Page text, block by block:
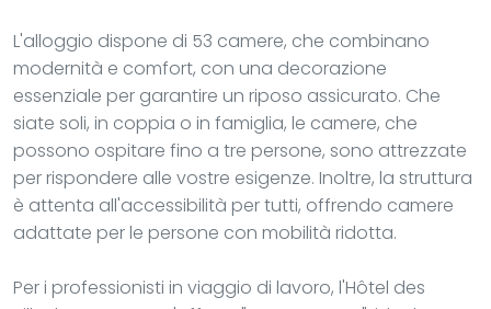
L'alloggio dispone di 53 camere, che combinano
modernità e comfort, con una decorazione
essenziale per garantire un riposo assicurato. Che
siate soli, in coppia o in famiglia, le camere, che
possono ospitare fino a tre persone, sono attrezzate
per rispondere alle vostre esigenze. Inoltre, la struttura
è attenta all'accessibilità per tutti, offrendo camere
adattate per le persone con mobilità ridotta.
Per i professionisti in viaggio di lavoro, l'Hôtel des